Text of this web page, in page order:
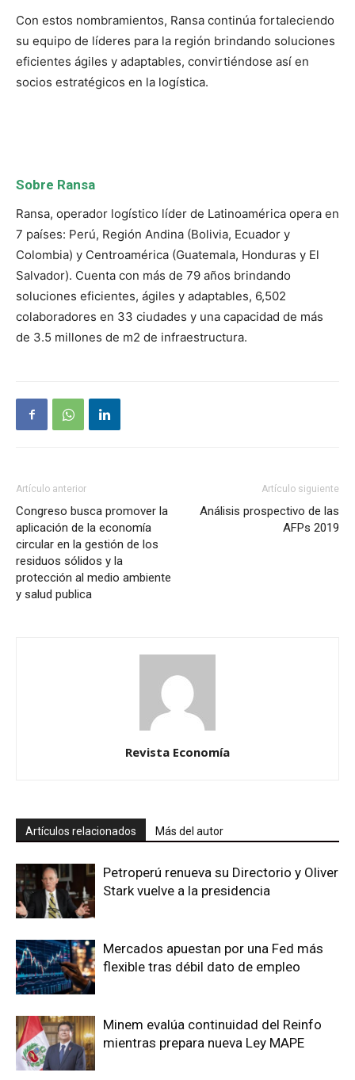
Con estos nombramientos, Ransa continúa fortaleciendo
su equipo de líderes para la región brindando soluciones
eficientes ágiles y adaptables, convirtiéndose así en
socios estratégicos en la logística.
Sobre Ransa
Ransa, operador logístico líder de Latinoamérica opera en
7 países: Perú, Región Andina (Bolivia, Ecuador y
Colombia) y Centroamérica (Guatemala, Honduras y El
Salvador). Cuenta con más de 79 años brindando
soluciones eficientes, ágiles y adaptables, 6,502
colaboradores en 33 ciudades y una capacidad de más
de 3.5 millones de m2 de infraestructura.
Artículo anterior
Congreso busca promover la
aplicación de la economía
circular en la gestión de los
residuos sólidos y la
protección al medio ambiente
y salud publica
Artículo siguiente
Análisis prospectivo de las
AFPs 2019
Revista Economía
Artículos relacionados Más del autor
Petroperú renueva su Directorio y Oliver
Stark vuelve a la presidencia
Mercados apuestan por una Fed más
flexible tras débil dato de empleo
Minem evalúa continuidad del Reinfo
mientras prepara nueva Ley MAPE